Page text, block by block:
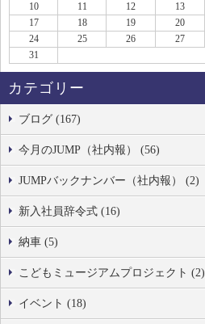
10
11 12 13
17
18 19 20
24
25 26 27
31
カテゴリー
ブログ (167)
今月のJUMP（社内報） (56)
JUMPバックナンバー（社内報） (2)
新入社員辞令式 (16)
納車 (5)
こどもミュージアムプロジェクト (2)
イベント (18)